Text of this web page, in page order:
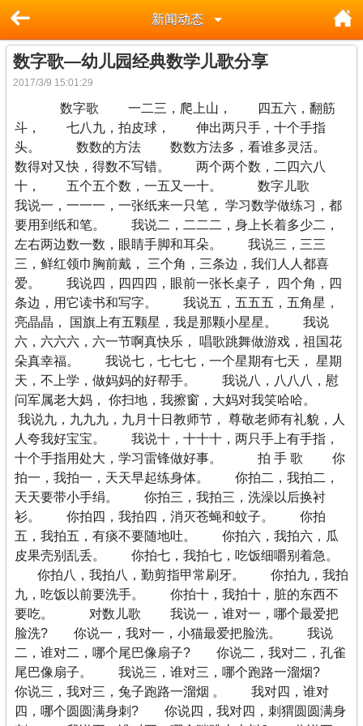
新闻动态
数字歌—幼儿园经典数学儿歌分享
2017/3/9 15:01:29
数字歌 一二三，爬上山， 四五六，翻筋
斗， 七八九，拍皮球， 伸出两只手，十个手指
头。 数数的方法 数数方法多，看谁多灵活。
数得对又快，得数不写错。 两个两个数，二四六八
十， 五个五个数，一五又一十。 数字儿歌
我说一，一一一，一张纸来一只笔， 学习数学做练习，都
要用到纸和笔。 我说二，二二二，身上长着多少二，
左右两边数一数，眼睛手脚和耳朵。 我说三，三三
三，鲜红领巾胸前戴， 三个角，三条边，我们人人都喜
爱。 我说四，四四四，眼前一张长桌子， 四个角，四
条边，用它读书和写字。 我说五，五五五，五角星，
亮晶晶， 国旗上有五颗星，我是那颗小星星。 我说
六，六六六，六一节啊真快乐， 唱歌跳舞做游戏，祖国花
朵真幸福。 我说七，七七七，一个星期有七天， 星期
天，不上学，做妈妈的好帮手。 我说八，八八八，慰
问军属老大妈， 你扫地，我擦窗，大妈对我笑哈哈。
我说九，九九九，九月十日教师节， 尊敬老师有礼貌，人
人夸我好宝宝。 我说十，十十十，两只手上有手指，
十个手指用处大，学习雷锋做好事。 拍 手 歌 你
拍一，我拍一，天天早起练身体。 你拍二，我拍二，
天天要带小手绢。 你拍三，我拍三，洗澡以后换衬
衫。 你拍四，我拍四，消灭苍蝇和蚊子。 你拍
五，我拍五，有痰不要随地吐。 你拍六，我拍六，瓜
皮果壳别乱丢。 你拍七，我拍七，吃饭细嚼别着急。
你拍八，我拍八，勤剪指甲常刷牙。 你拍九，我拍
九，吃饭以前要洗手。 你拍十，我拍十，脏的东西不
要吃。 对数儿歌 我说一，谁对一，哪个最爱把
脸洗? 你说一，我对一，小猫最爱把脸洗。 我说
二，谁对二，哪个尾巴像扇子? 你说二，我对二，孔雀
尾巴像扇子。 我说三，谁对三，哪个跑路一溜烟?
你说三，我对三，兔子跑路一溜烟 。 我对四，谁对
四，哪个圆圆满身刺? 你说四，我对四，刺猬圆圆满身